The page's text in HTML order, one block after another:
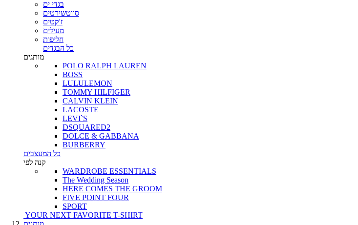
בגדי ים
סווטשירטים
ז'קטים
מעילים
חליפות
כל הבגדים
מותגים
POLO RALPH LAUREN
BOSS
LULULEMON
TOMMY HILFIGER
CALVIN KLEIN
LACOSTE
LEVI`S
DSQUARED2
DOLCE & GABBANA
BURBERRY
כל המעצבים
קנה לפי
WARDROBE ESSENTIALS
The Wedding Season
HERE COMES THE GROOM
FIVE POINT FOUR
SPORT
YOUR NEXT FAVORITE T-SHIRT